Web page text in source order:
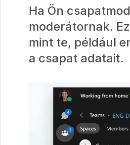
Ha Ön
moderátornak.
mint te, például
a csapat adatait.